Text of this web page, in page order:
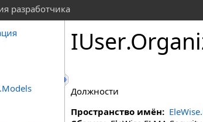
разработчика
IUser.
Должности
Пространство имён: